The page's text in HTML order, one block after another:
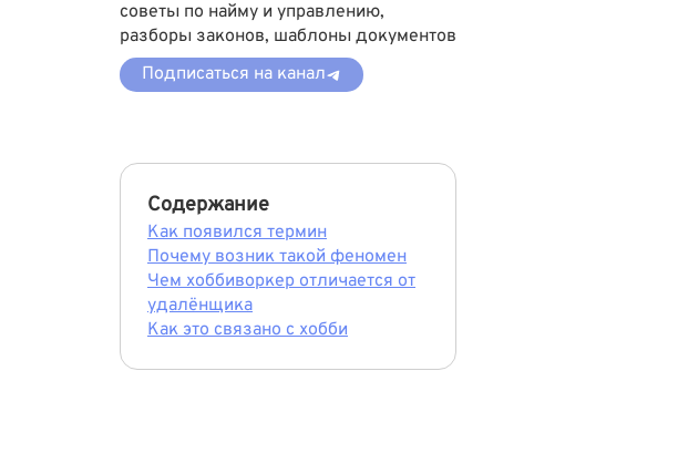
советы по найму и управлению,
разборы законов, шаблоны документов
Подписаться на канал
Содержание
Как появился термин
Почему возник такой феномен
Чем хоббиворкер отличается от
удалёнщика
Как это связано с хобби